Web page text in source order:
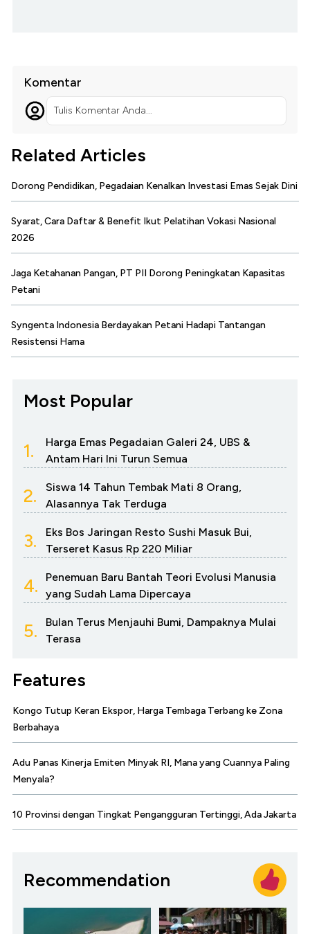
Komentar
Tulis Komentar Anda...
Related Articles
Dorong Pendidikan, Pegadaian Kenalkan Investasi Emas Sejak Dini
Syarat, Cara Daftar & Benefit Ikut Pelatihan Vokasi Nasional
2026
Jaga Ketahanan Pangan, PT PII Dorong Peningkatan Kapasitas
Petani
Syngenta Indonesia Berdayakan Petani Hadapi Tantangan
Resistensi Hama
Most Popular
1.
Harga Emas Pegadaian Galeri 24, UBS &
Antam Hari Ini Turun Semua
2.
Siswa 14 Tahun Tembak Mati 8 Orang,
Alasannya Tak Terduga
3.
Eks Bos Jaringan Resto Sushi Masuk Bui,
Terseret Kasus Rp 220 Miliar
4.
Penemuan Baru Bantah Teori Evolusi Manusia
yang Sudah Lama Dipercaya
5.
Bulan Terus Menjauhi Bumi, Dampaknya Mulai
Terasa
Features
Kongo Tutup Keran Ekspor, Harga Tembaga Terbang ke Zona
Berbahaya
Adu Panas Kinerja Emiten Minyak RI, Mana yang Cuannya Paling
Menyala?
10 Provinsi dengan Tingkat Pengangguran Tertinggi, Ada Jakarta
Recommendation